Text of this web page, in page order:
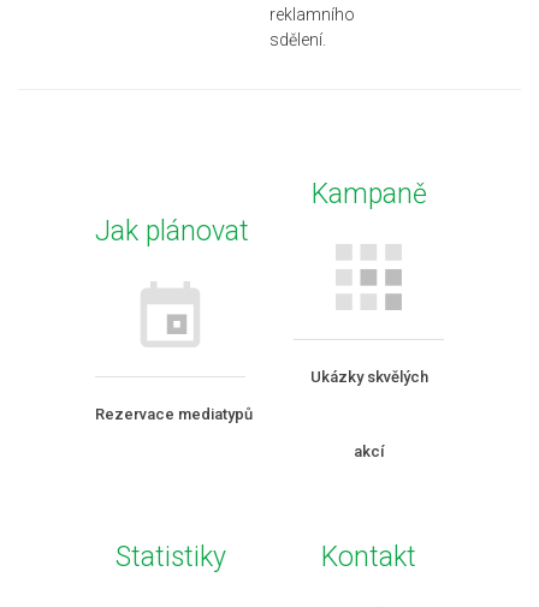
reklamního
sdělení.
Jak plánovat
Rezervace mediatypů
Kampaně
Ukázky skvělých
akcí
Statistiky Kontakt